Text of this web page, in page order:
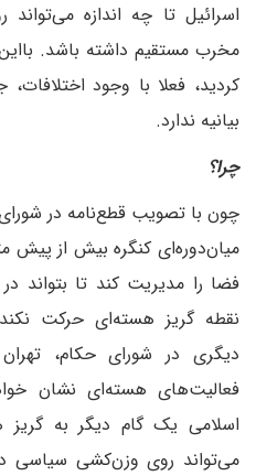
اسرائیل تا چه اندازه
مخرب مستقیم داشته باشد.
کردید، فعلا با وجود
بیانیه ندارد.
چرا؟
چون با تصویب قطع‌نامه در
میان‌دوره‌ای کنگره بیش از
فضا را مدیریت کند تا بتواند
نقطه گریز هسته‌ای حرکت
دیگری در شورای حکام،
فعالیت‌های هسته‌ای نشان
اسلامی یک گام دیگر به
می‌تواند روی وزن‌کشی سیاسی در